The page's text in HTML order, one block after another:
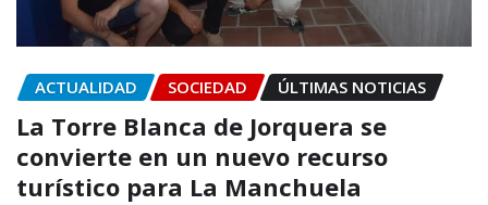
ACTUALIDAD SOCIEDAD ÚLTIMAS NOTICIAS
La Torre Blanca de Jorquera se
convierte en un nuevo recurso
turístico para La Manchuela